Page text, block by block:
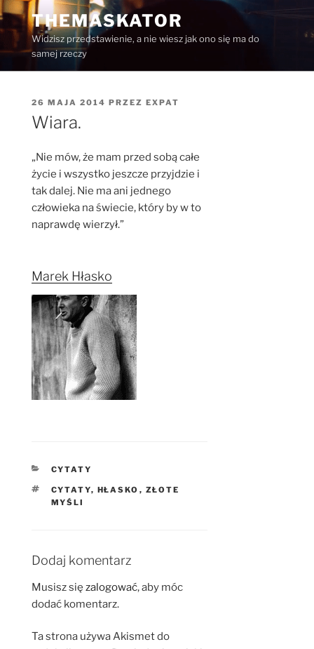
Przejdź
do
treści
THEMASKATOR
Widzisz przedstawienie, a nie wiesz jak ono się ma do
samej rzeczy
OPUBLIKOWANE
W
26 MAJA 2014 PRZEZ EXPAT
Wiara.
„Nie mów, że mam przed sobą całe
życie i wszystko jeszcze przyjdzie i
tak dalej. Nie ma ani jednego
człowieka na świecie, który by w to
naprawdę wierzył.”
Marek Hłasko
KATEGORIE
CYTATY
TAGI
CYTATY, HŁASKO , ZŁOTE
MYŚLI
Dodaj komentarz
Musisz się zalogować, aby móc
dodać komentarz.
Ta strona używa Akismet do